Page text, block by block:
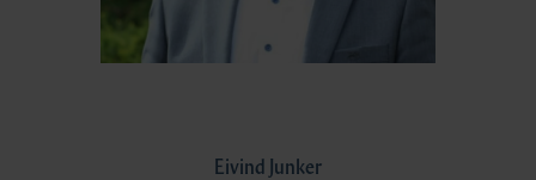
Eivind Junker